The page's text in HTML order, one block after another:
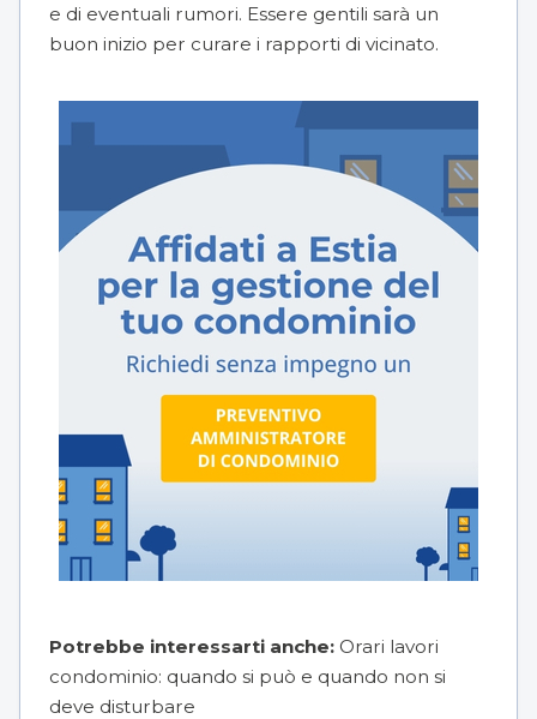
e di eventuali rumori. Essere gentili sarà un
buon inizio per curare i rapporti di vicinato.
Potrebbe interessarti anche: Orari lavori
condominio: quando si può e quando non si
deve disturbare